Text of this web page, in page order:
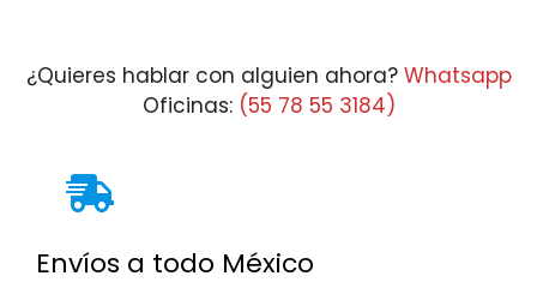
¿Quieres hablar con alguien ahora? Whatsapp
Oficinas: (55 78 55 3184)
Envíos a todo México